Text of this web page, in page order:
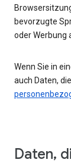
bevorzugte
oder Werbung
Wenn Sie in
auch Daten,
Daten,